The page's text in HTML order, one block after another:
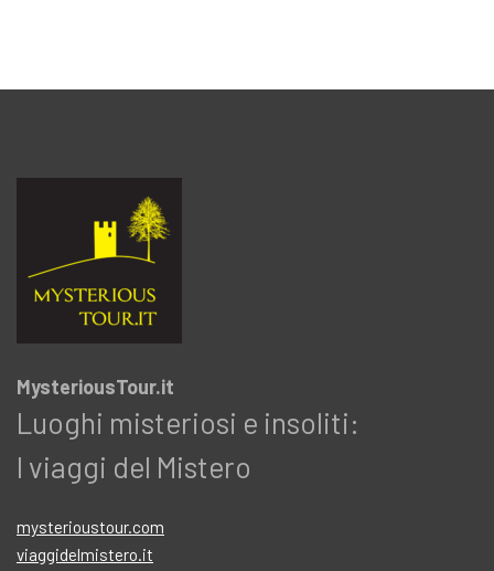
MysteriousTour.it
Luoghi misteriosi e insoliti:
I viaggi del Mistero
mysterioustour.com
viaggidelmistero.it